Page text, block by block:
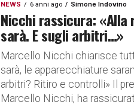
NEWS 6 anni ago Simone Indovino
Nicchi rassicura: «Alla
sarà. E sugli arbitri…»
Marcello Nicchi chiarisce
sarà, le apparecchiature
arbitri? Ritiro e controlli» Il
Marcello Nicchi, ha